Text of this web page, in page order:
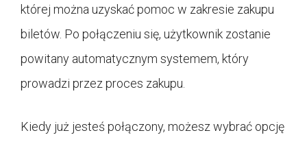
której można uzyskać pomoc w zakresie zakupu
biletów. Po połączeniu się, użytkownik zostanie
powitany automatycznym systemem, który
prowadzi przez proces zakupu.
Kiedy już jesteś połączony, możesz wybrać opcję